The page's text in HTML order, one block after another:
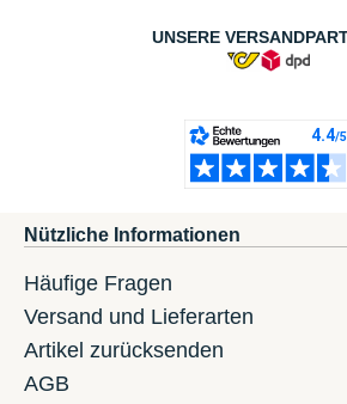
UNSERE
Nützliche Informationen
Häufige Fragen
Versand und Lieferarten
Artikel zurücksenden
AGB